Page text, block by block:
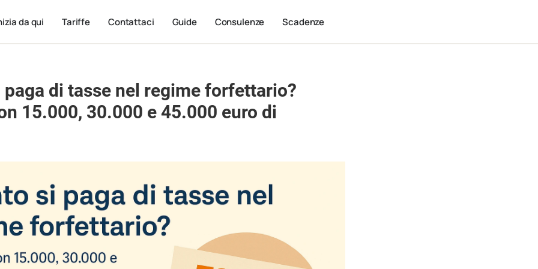
da qui Tariffe Contattaci Guide Consulenze Scadenze
paga di tasse nel regime forfettario?
15.000, 30.000 e 45.000 euro di